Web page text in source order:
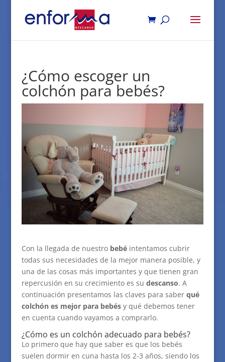
¿Cómo escoger un
colchón para bebés?
Con la llegada de nuestro bebéintentamos cubrir
todas sus necesidades de la mejor manera posible, y
una de las cosas más importantes y que tienen gran
repercusión en su crecimiento es su descanso. A
continuación presentamos las claves para saber qué
colchón es mejor para bebésy qué debemos tener
en cuenta cuando vayamos a comprarlo.
¿Cómo es un colchón adecuado para bebés?
Lo primero que hay que saber es que los bebés
suelen dormir en cuna hasta los 2-3 años, siendo los